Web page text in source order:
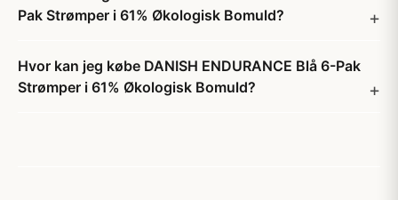
Pak Strømper i 61% Økologisk Bomuld?
Hvor kan jeg købe DANISH ENDURANCE Blå 6-Pak
Strømper i 61% Økologisk Bomuld?